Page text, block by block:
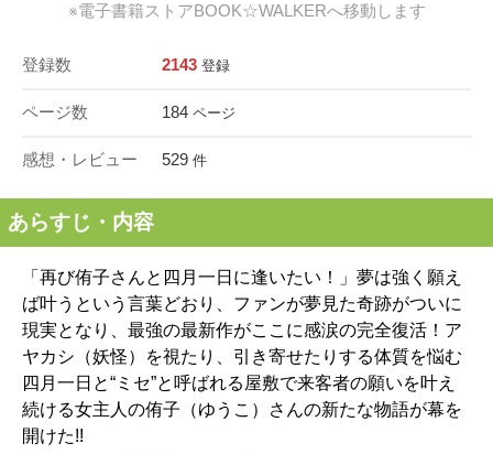
※電子書籍ストアBOOK☆WALKERへ移動します
登録数 2143 登録
ページ数 184 ページ
感想・レビュー 529 件
あらすじ・内容
「再び侑子さんと四月一日に逢いたい！」夢は強く願え
ば叶うという言葉どおり、ファンが夢見た奇跡がついに
現実となり、最強の最新作がここに感涙の完全復活！ア
ヤカシ（妖怪）を視たり、引き寄せたりする体質を悩む
四月一日と“ミセ”と呼ばれる屋敷で来客者の願いを叶え
続ける女主人の侑子（ゆうこ）さんの新たな物語が幕を
開けた!!